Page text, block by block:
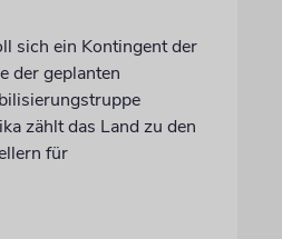
sich ein Kontingent der
der geplanten
zählt das Land zu den
für